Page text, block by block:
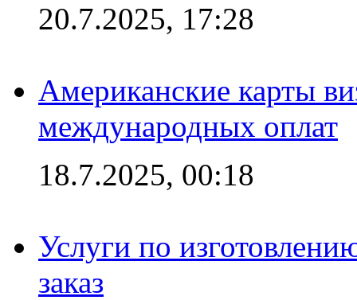
20.7.2025, 17:28
Американские карты
международных оплат
18.7.2025, 00:18
Услуги по
заказ